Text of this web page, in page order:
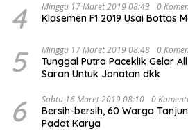
4 Minggu 17 Maret 2019 08:43 0
Klasemen F1 2019 Usai Bottas
5 Minggu 17 Maret 2019 08:48 0
Tunggal Putra Paceklik Gelar
Saran Untuk Jonatan dkk
6 Sabtu 16 Maret 2019 08:10 0
Bersih-bersih, 60 Warga
Padat Karya